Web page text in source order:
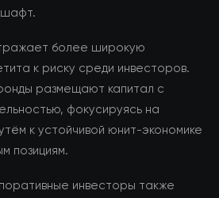
более широкую
к риску среди инвесторов.
размещают капитал с
фокусируясь на
к устойчивой юнит-экономике
позициям.
инвесторы также